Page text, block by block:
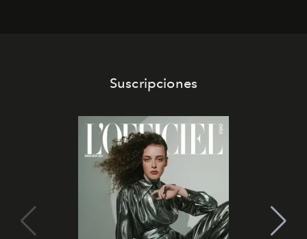
Suscripciones